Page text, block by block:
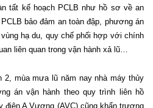
tất kế hoạch PCLB như hồ sơ về an
bảo đảm an toàn đập, phương án
hạ du, quy chế phối hợp với chính
liên quan trong vận hành xả lũ…
2, mùa mưa lũ năm nay nhà máy thủy
án vận hành theo quy trình liên hồ
điện A Vương (AVC) cũng khẩn trương